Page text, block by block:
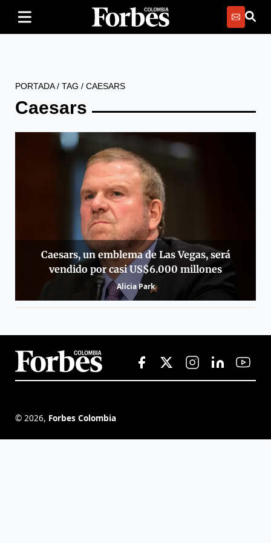
PORTADA/ TAG / CAESARS
Caesars
Caesars, un emblema de Las Vegas, será
vendido por casi US$6.000 millones
Alicia Park
© 2026, Forbes Colombia